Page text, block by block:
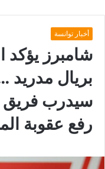
أخبار توانسة
شامبرز يؤكد
بريال مدريد
سيدرب فريق
رفع عقوبة